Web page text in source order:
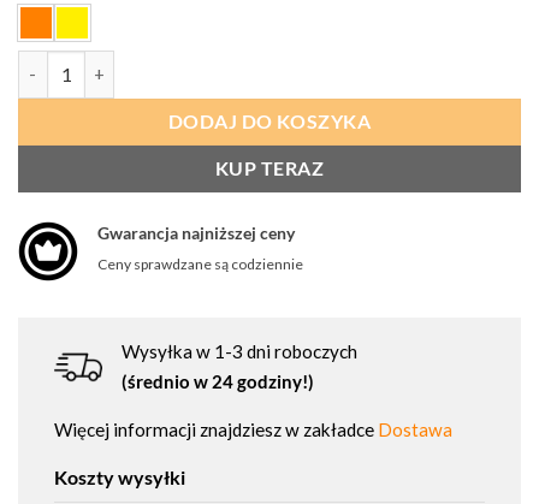
DODAJ DO KOSZYKA
KUP TERAZ
Gwarancja najniższej ceny
Ceny sprawdzane są codziennie
Wysyłka w 1-3 dni roboczych
(średnio w 24 godziny!)
Więcej informacji znajdziesz w zakładce Dostawa
Koszty wysyłki